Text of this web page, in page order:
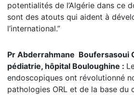
potentialités de l’Algérie dans ce
sont des atouts qui aident à
l’international.”
Pr Abderrahmane Boufersasoui
pédiatrie, hôpital Bouloughine :
endoscopiques ont révolutionné
pathologies ORL et de la base du